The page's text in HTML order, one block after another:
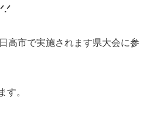
ᐟ.ᐟ
高市で実施されます県大会に参
す。